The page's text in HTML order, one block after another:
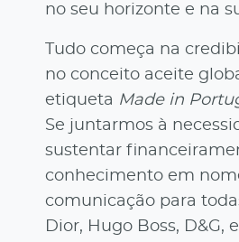
no seu horizonte e na
Tudo começa na
no conceito aceite
etiqueta Made in
Se juntarmos à
sustentar
conhecimento em
comunicação para
Dior, Hugo Boss,